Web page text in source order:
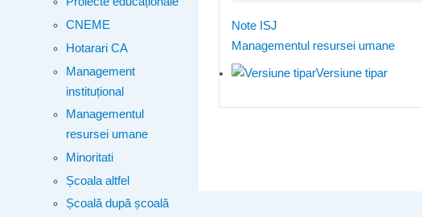
CNEME
Hotarari CA
Management
instituțional
Managementul
resursei umane
Minoritati
Școala altfel
Școală după școală
Note ISJ
Managementul resursei umane
Versiune tipar